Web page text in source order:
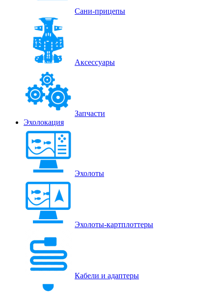
Сани-прицепы
Аксессуары
Запчасти
Эхолокация
Эхолоты
Эхолоты-картплоттеры
Кабели и адаптеры